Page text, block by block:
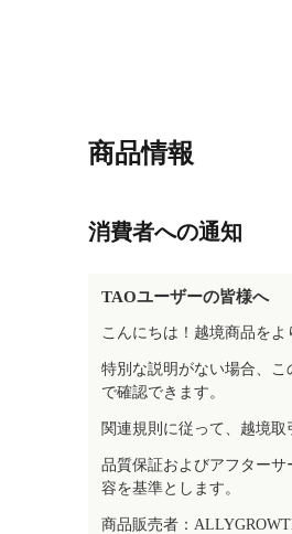
商品情報
消費者への通知
TAOユーザーの皆様へ
こんにちは！越境商品を
特別な説明がない場合、
で確認できます。
関連規則に従って、越境取
品質保証およびアフター
容を基準とします。
商品販売者：